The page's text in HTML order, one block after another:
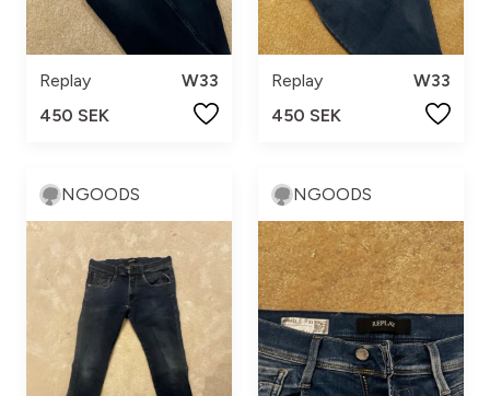
Replay
W33
450 SEK
Replay
W33
450 SEK
NGOODS NGOODS